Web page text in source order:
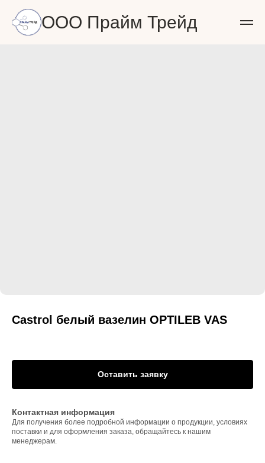
ООО Прайм Трейд
Castrol белый вазелин OPTILEB VAS
Оставить заявку
Контактная информация
Для получения более подробной информации о продукции, условиях
поставки и для оформления заказа, обращайтесь к нашим
менеджерам.